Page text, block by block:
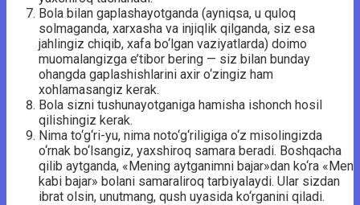
Bola bilan gaplashayotganda (ayniqsa, u quloq
solmaganda, xarxasha va injiqlik qilganda, siz esa
jahlingiz chiqib, xafa bo‘lgan vaziyatlarda) doimo
muomalangizga e’tibor bering — siz bilan bunday
ohangda gaplashishlarini axir o‘zingiz ham
xohlamasangiz kerak.
Bola sizni tushunayotganiga hamisha ishonch hosil
qilishingiz kerak.
Nima to‘g‘ri-yu, nima noto‘g‘riligiga o‘z misolingizda
o‘rnak bo‘lsangiz, yaxshiroq samara beradi. Boshqacha
qilib aytganda, «Mening aytganimni bajar»dan ko‘ra «Men
kabi bajar» bolani samaraliroq tarbiyalaydi. Ular sizdan
ibrat olsin, unutmang, qush uyasida ko‘rganini qiladi.